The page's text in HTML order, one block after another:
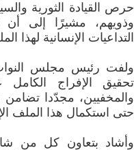
حرص القيادة الثورية
وذويهم، مشيرًا إلى
التداعيات الإنسانية لهذا
ولفت رئيس مجلس
تحقيق الإفراج
والمخفيين، مجدّدا
حتى استكمال هذا الملف
وأشاد بتعاون كل من